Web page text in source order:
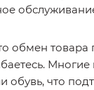
обмен
обувь, что